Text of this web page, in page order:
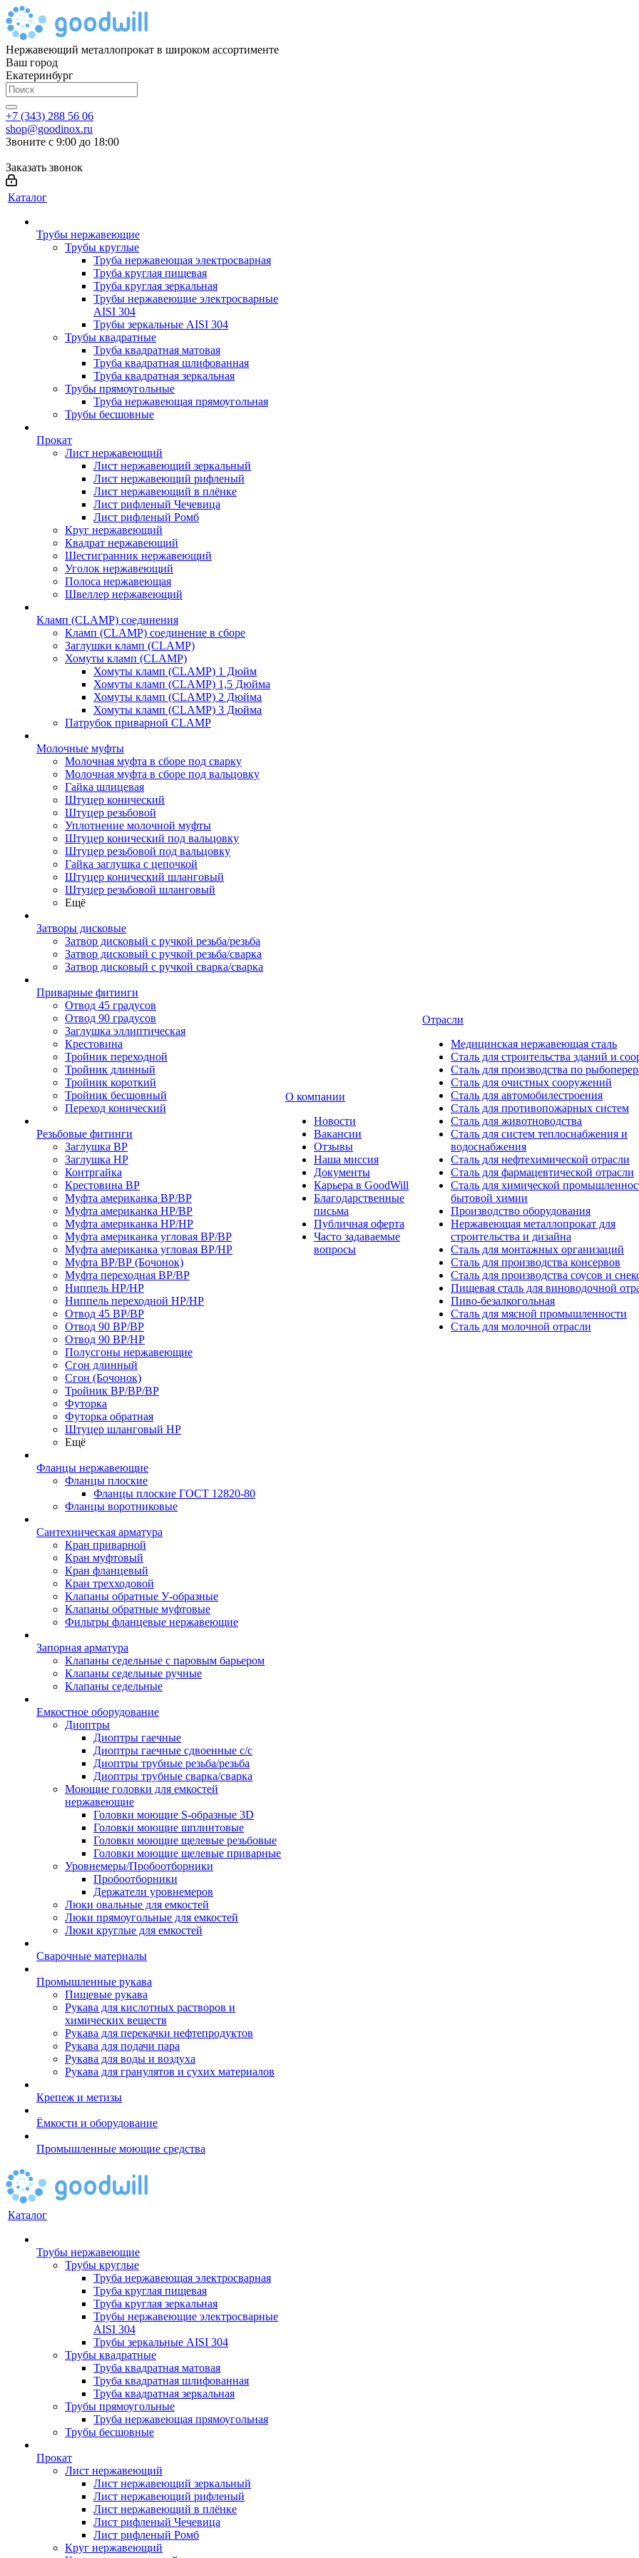
Нержавеющий металлопрокат в широком ассортименте
Ваш город
Екатеринбург
+7 (343) 288 56 06
shop@goodinox.ru
Звоните с 9:00 до 18:00
Заказать звонок
Каталог
Трубы нержавеющие
Трубы круглые
Труба нержавеющая электросварная
Труба круглая пищевая
Труба круглая зеркальная
Трубы нержавеющие электросварные
AISI 304
Трубы зеркальные AISI 304
Трубы квадратные
Труба квадратная матовая
Труба квадратная шлифованная
Труба квадратная зеркальная
Трубы прямоугольные
Труба нержавеющая прямоугольная
Трубы бесшовные
Прокат
Лист нержавеющий
Лист нержавеющий зеркальный
Лист нержавеющий рифленый
Лист нержавеющий в плёнке
Лист рифленый Чечевица
Лист рифленый Ромб
Круг нержавеющий
Квадрат нержавеющий
Шестигранник нержавеющий
Уголок нержавеющий
Полоса нержавеющая
Швеллер нержавеющий
Кламп (CLAMP) соединения
Кламп (CLAMP) соединение в сборе
Заглушки кламп (CLAMP)
Хомуты кламп (CLAMP)
Хомуты кламп (CLAMP) 1 Дюйм
Хомуты кламп (CLAMP) 1,5 Дюйма
Хомуты кламп (CLAMP) 2 Дюйма
Хомуты кламп (CLAMP) 3 Дюйма
Патрубок приварной CLAMP
Молочные муфты
Молочная муфта в сборе под сварку
Молочная муфта в сборе под вальцовку
Гайка шлицевая
Штуцер конический
Штуцер резьбовой
Уплотнение молочной муфты
Штуцер конический под вальцовку
Штуцер резьбовой под вальцовку
Гайка заглушка с цепочкой
Штуцер конический шланговый
Штуцер резьбовой шланговый
Ещё
Затворы дисковые
Затвор дисковый с ручкой резьба/резьба
Затвор дисковый с ручкой резьба/сварка
Затвор дисковый с ручкой сварка/сварка
Приварные фитинги
Отвод 45 градусов
Отвод 90 градусов
Заглушка эллиптическая
Крестовина
Тройник переходной
Тройник длинный
Тройник короткий
Тройник бесшовный
Переход конический
Резьбовые фитинги
Заглушка ВР
Заглушка НР
Контргайка
Крестовина ВР
Муфта американка ВР/ВР
Муфта американка НР/ВР
Муфта американка НР/НР
Муфта американка угловая ВР/ВР
Муфта американка угловая ВР/НР
Муфта ВР/ВР (Бочонок)
Муфта переходная ВР/ВР
Ниппель НР/НР
Ниппель переходной НР/НР
Отвод 45 ВР/ВР
Отвод 90 ВР/ВР
Отвод 90 ВР/НР
Полусгоны нержавеющие
Сгон длинный
Сгон (Бочонок)
Тройник ВР/ВР/ВР
Футорка
Футорка обратная
Штуцер шланговый НР
Ещё
Фланцы нержавеющие
Фланцы плоские
Фланцы плоские ГОСТ 12820-80
Фланцы воротниковые
Сантехническая арматура
Кран приварной
Кран муфтовый
Кран фланцевый
Кран трехходовой
Клапаны обратные У-образные
Клапаны обратные муфтовые
Фильтры фланцевые нержавеющие
Запорная арматура
Клапаны седельные с паровым барьером
Клапаны седельные ручные
Клапаны седельные
Емкостное оборудование
Диоптры
Диоптры гаечные
Диоптры гаечные сдвоенные c/c
Диоптры трубные резьба/резьба
Диоптры трубные сварка/сварка
Моющие головки для емкостей
нержавеющие
Головки моющие S-образные 3D
Головки моющие шплинтовые
Головки моющие щелевые резьбовые
Головки моющие щелевые приварные
Уровнемеры/Пробоотборники
Пробоотборники
Держатели уровнемеров
Люки овальные для емкостей
Люки прямоугольные для емкостей
Люки круглые для емкостей
Сварочные материалы
Промышленные рукава
Пищевые рукава
Рукава для кислотных растворов и
химических веществ
Рукава для перекачки нефтепродуктов
Рукава для подачи пара
Рукава для воды и воздуха
Рукава для гранулятов и сухих материалов
Крепеж и метизы
Ёмкости и оборудование
Промышленные моющие средства
О компании
Новости
Вакансии
Отзывы
Наша миссия
Документы
Карьера в GoodWill
Благодарственные
письма
Публичная оферта
Часто задаваемые
вопросы
Отрасли
Медицинcкая нержавеющая сталь
Сталь для строительства зданий и
Сталь для производства по
Сталь для очистных сооружений
Сталь для автомобилестроения
Сталь для противопожарных систем
Сталь для животноводства
Сталь для систем теплоснабжения и
водоснабжения
Сталь для нефтехимической отрасли
Сталь для фармацевтической отрасли
Сталь для химической
бытовой химии
Производство оборудования
Нержавеющая металлопрокат для
строительства и дизайна
Сталь для монтажных организаций
Сталь для производства консервов
Сталь для производства соусов и
Пищевая сталь для виноводочной
Пиво-безалкогольная
Сталь для мясной промышленности
Сталь для молочной отрасли
Каталог
Трубы нержавеющие
Трубы круглые
Труба нержавеющая электросварная
Труба круглая пищевая
Труба круглая зеркальная
Трубы нержавеющие электросварные
AISI 304
Трубы зеркальные AISI 304
Трубы квадратные
Труба квадратная матовая
Труба квадратная шлифованная
Труба квадратная зеркальная
Трубы прямоугольные
Труба нержавеющая прямоугольная
Трубы бесшовные
Прокат
Лист нержавеющий
Лист нержавеющий зеркальный
Лист нержавеющий рифленый
Лист нержавеющий в плёнке
Лист рифленый Чечевица
Лист рифленый Ромб
Круг нержавеющий